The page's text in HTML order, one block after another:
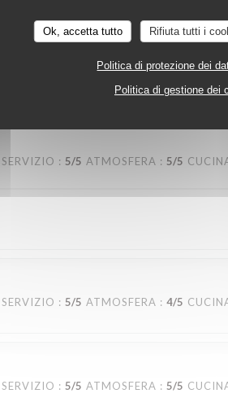
Ok, accetta tutto Rifiuta tutti i
Politica di protezione dei
Politica di gestione dei
SERVIZIO: 5/5 ATMOSFERA: 4/5
SERVIZIO : 5/5 ATMOSFERA : 5/5
SERVIZIO : 5/5 ATMOSFERA : 4/5
SERVIZIO : 5/5 ATMOSFERA : 5/5